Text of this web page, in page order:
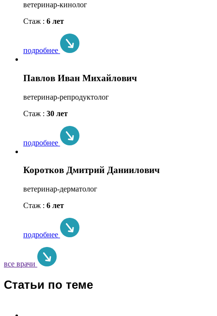
ветеринар-кинолог
Стаж : 6 лет
подробнее
Павлов Иван Михайлович
ветеринар-репродуктолог
Стаж : 30 лет
подробнее
Коротков Дмитрий Даниилович
ветеринар-дерматолог
Стаж : 6 лет
подробнее
все врачи
Статьи по теме